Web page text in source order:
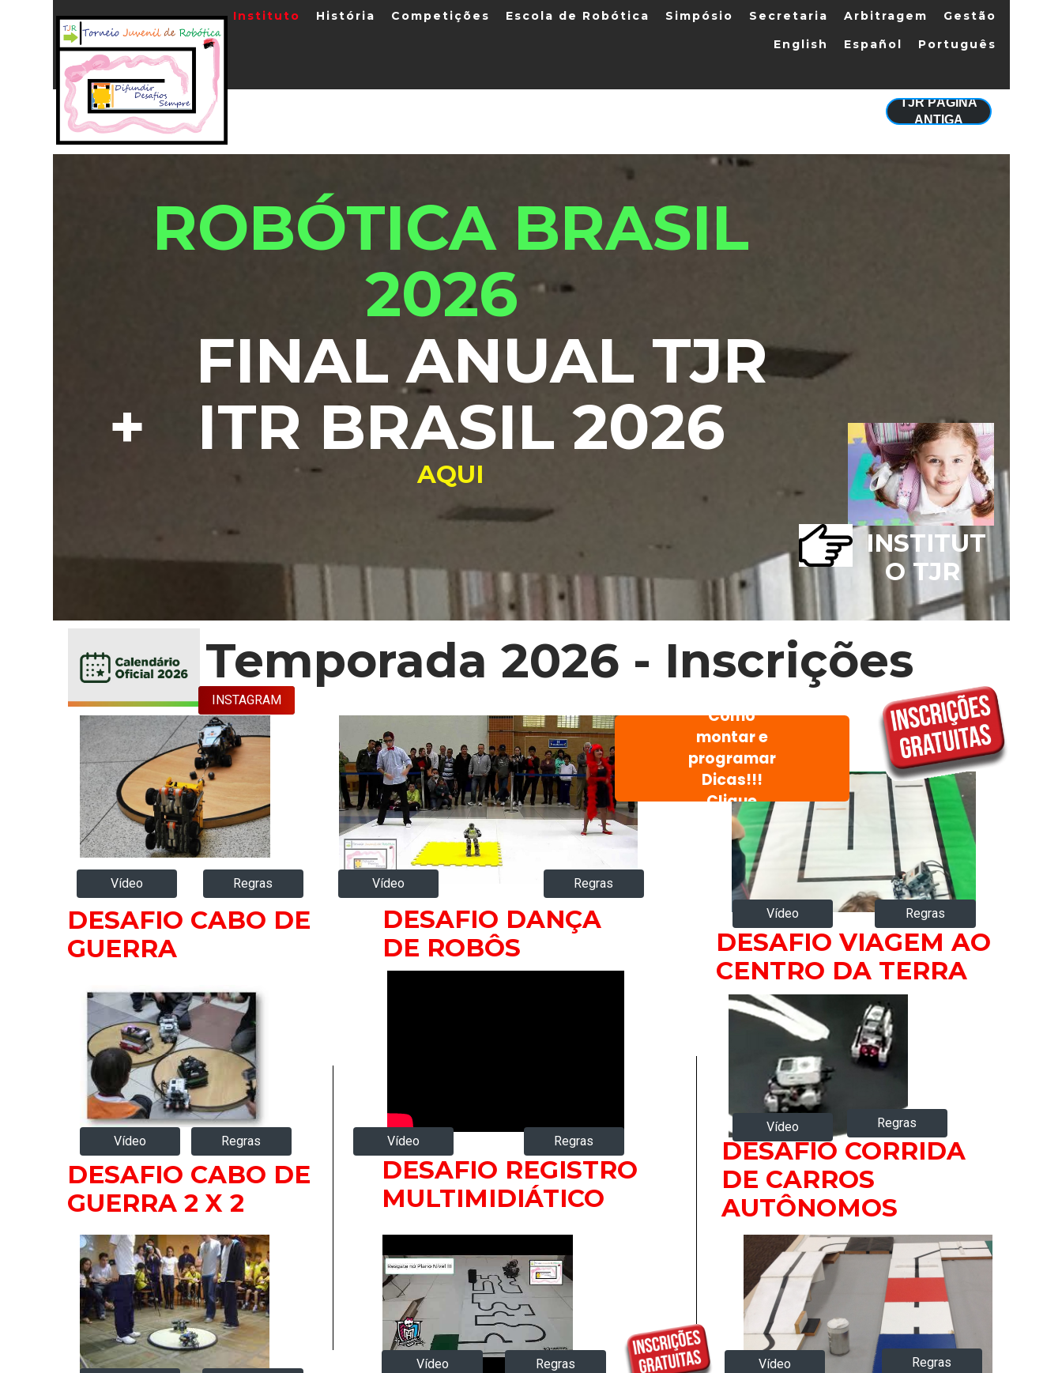
English Español Português
Instituto História Competições Escola de Robótica Simpósio Secretaria Arbitragem Gestão
TJR PÁGINA
ANTIGA
Temporada 2026 - Inscrições
DESAFIO CABO DE
GUERRA
DESAFIO DANÇA
DE ROBÔS
DESAFIO VIAGEM AO
CENTRO DA TERRA
Regras
Regras
Regras
Regras
Regras
Regras Vídeo
Regras
Vídeo
Vídeo
Vídeo
DESAFIO CORRIDA
DE CARROS
AUTÔNOMOS
DESAFIO REGISTRO
MULTIMIDIÁTICO
DESAFIO CABO DE
GUERRA 2 X 2
Regras
Vídeo
Vídeo
Vídeo Vídeo
Como
montar e
programar
Dicas!!!
Clique
INSTAGRAM
ROBÓTICA BRASIL
2026
FINAL ANUAL TJR
+ ITR BRASIL 2026
AQUI
INSTITUT
O TJR